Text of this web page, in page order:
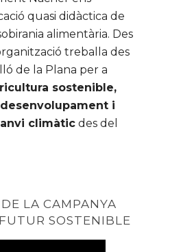
quasi didàctica de
alimentària. Des
treballa des
de la Plana per a
sostenible,
i
climàtic des del
LA CAMPANYA
SOSTENIBLE